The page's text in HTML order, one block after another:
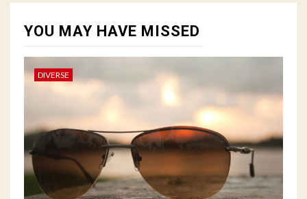
YOU MAY HAVE MISSED
DIVERSE